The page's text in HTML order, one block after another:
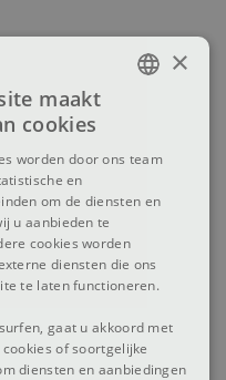
×
maakt
cookies
worden door ons team
en
om de diensten en
u aanbieden te
cookies worden
diensten die ons
te laten functioneren.
gaat u akkoord met
of soortgelijke
diensten en aanbiedingen